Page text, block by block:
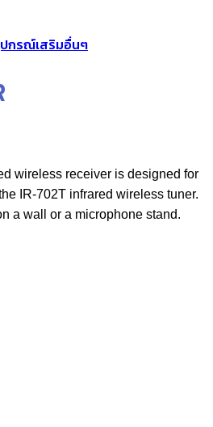
กรณ์เสริมอื่นๆ
wireless receiver is designed for
IR-702T infrared wireless tuner.
a wall or a microphone stand.